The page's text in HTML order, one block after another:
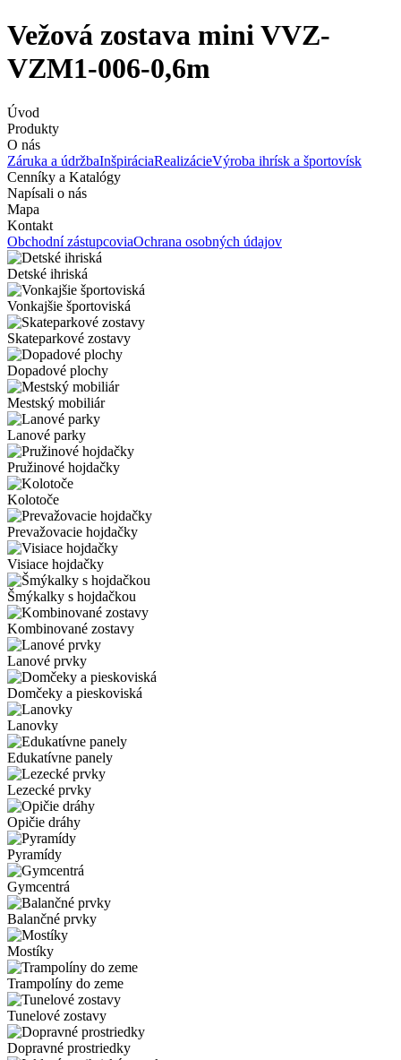
Vežová zostava mini VVZ-
VZM1-006-0,6m
Úvod
Produkty
O nás
Záruka a údržbaInšpiráciaRealizácieVýroba ihrísk a športovísk
Cenníky a Katalógy
Napísali o nás
Mapa
Kontakt
Obchodní zástupcoviaOchrana osobných údajov
Detské ihriská
Vonkajšie športoviská
Skateparkové zostavy
Dopadové plochy
Mestský mobiliár
Lanové parky
Pružinové hojdačky
Kolotoče
Prevažovacie hojdačky
Visiace hojdačky
Šmýkalky s hojdačkou
Kombinované zostavy
Lanové prvky
Domčeky a pieskoviská
Lanovky
Edukatívne panely
Lezecké prvky
Opičie dráhy
Pyramídy
Gymcentrá
Balančné prvky
Mostíky
Trampolíny do zeme
Tunelové zostavy
Dopravné prostriedky